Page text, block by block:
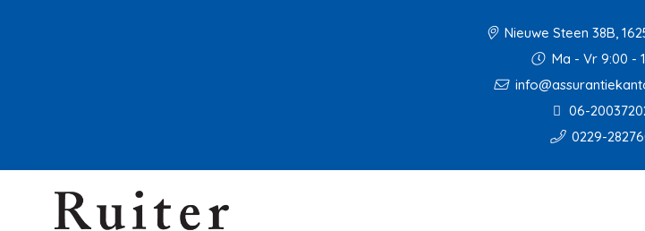
Nieuwe Steen 38B,
Ma - Vr 9:00 -
06-
0229-